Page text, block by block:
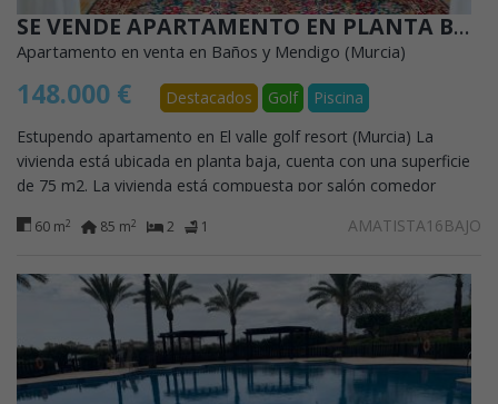
SE VENDE APARTAMENTO EN PLANTA BAJA DE DISEÑO MEDITERRANEO EN EL VALLE GOLF RESORT (MURCIA)
Apartamento en venta en Baños y Mendigo (Murcia)
148.000 € Destacados Golf
Piscina
Estupendo apartamento en El valle golf resort (Murcia) La
vivienda está ubicada en planta baja, cuenta con una superficie
de 75 m2. La vivienda está compuesta por salón comedor
60 m2 85 m2 2 1 AMATISTA16BAJO